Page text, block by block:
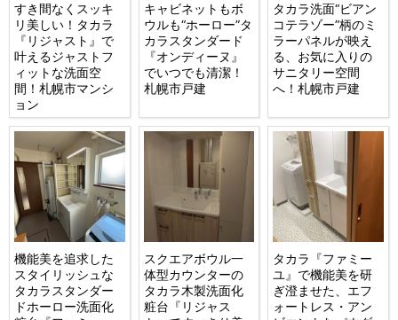
すき間なくスッキ
リ美しい！タカラ
『リジャスト』で
叶えるジャストフ
ィットな洗面空
間！札幌市マンシ
ョン
キャビネットもボ
ウルも“ホーロー”タ
カラスタンダード
『オンディーヌ』
でいつでも清潔！
札幌市戸建
タカラ洗面“ビアン
コテラゾー”柄のミ
ラーパネルが映え
る、お気に入りの
サニタリー空間
へ！札幌市戸建
機能美を追求した
スタイリッシュな
タカラスタンダー
ドホーロー洗面化
スクエアボウル一
体型カウンターの
タカラ木製洗面化
粧台『リジャス
タカラ『ファミー
ユ』で機能美を研
ぎ澄ませた、エフ
ォートレス・アン